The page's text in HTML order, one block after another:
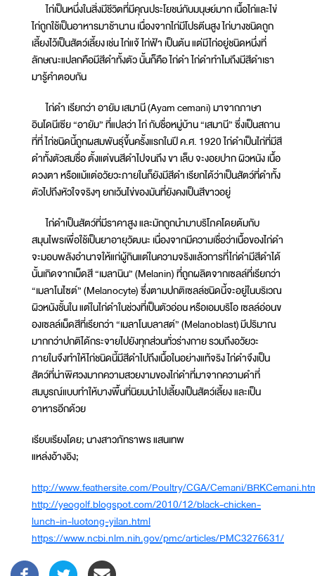
ไก่เป็นหนึ่งในสิ่งมีชีวิตที่มีคุณประโยชน์กับมนุษย์มาก เนื้อไก่และไข่
ไก่ถูกใช้เป็นอาหารมาช้านาน เนื่องจากไก่มีโปรตีนสูง ไก่บางชนิดถูก
เลี้ยงไว้เป็นสัตว์เลี้ยง เช่น ไก่แจ้ ไก่ฟ้า เป็นต้น แต่มีไก่อยู่ชนิดหนึ่งที่
ลักษณะแปลกคือมีสีดำทั้งตัว นั้นก็คือ ไก่ดำ ไก่ดำทำไมถึงมีสีดำเรา
มารู้คำตอบกัน
ไก่ดำ เรียกว่า อายัม เสมานี (Ayam cemani) มาจากภาษา
อินโดนีเซีย “อายัม” ที่แปลว่า ไก่ กับชื่อหมู่บ้าน “เสมานี” ซึ่งเป็นสถาน
ที่ที่ ไก่ชนิดนี้ถูกผสมพันธุ์ขึ้นครั้งแรกในปี ค.ศ. 1920 ไก่ดำเป็นไก่ที่มีสี
ดำทั้งตัวสมชื่อ ตั้งแต่ขนสีดำไปจนถึง ขา เล็บ จะงอยปาก ผิวหนัง เนื้อ
ดวงตา หรือแม้แต่อวัยวะภายในก็ยังมีสีดำ เรียกได้ว่าเป็นสัตว์ที่ดำทั้ง
ตัวไปถึงหัวใจจริงๆ ยกเว้นไข่ของมันที่ยังคงเป็นสีขาวอยู่
ไก่ดำเป็นสัตว์ที่มีราคาสูง และมักถูกนำมาบริโภคโดยต้มกับ
สมุนไพรเพื่อใช้เป็นยาอายุวัฒนะ เนื่องจากมีความเชื่อว่าเนื้อของไก่ดำ
จะมอบพลังอำนาจให้แก่ผู้กินแต่ในความจริงแล้วการที่ไก่ดำมีสีดำได้
นั้นเกิดจากเม็ดสี “เมลานิน” (Melanin) ที่ถูกผลิตจากเซลล์ที่เรียกว่า
“เมลาโนไซต์” (Melanocyte) ซึ่งตามปกติเซลล์ชนิดนี้จะอยู่ในบริเวณ
ผิวหนังชั้นใน แต่ในไก่ดำในช่วงที่เป็นตัวอ่อน หรือเอมบริโอ เซลล์อ่อนข
องเซลล์เม็ดสีที่เรียกว่า “เมลาโนบลาสต์” (Melanoblast) มีปริมาณ
มากกว่าปกติได้กระจายไปยังทุกส่วนทั่วร่างกาย รวมถึงอวัยวะ
ภายในจึงทำให้ไก่ชนิดนี้มีสีดำไปถึงเนื้อในอย่างแท้จริง ไก่ดำจึงเป็น
สัตว์ที่น่าพิศวงมากความสวยงามของไก่ดำที่มาจากความดำที่
สมบูรณ์แบบทำให้บางพื้นที่นิยมนำไปเลี้ยงเป็นสัตว์เลี้ยง และเป็น
อาหารอีกด้วย
เรียบเรียงโดย; นางสาวภัทราพร แสนเทพ
แหล่งอ้างอิง;
http://www.feathersite.com/Poultry/CGA/Cemani/
http://yeogolf.blogspot.com/2010/12/black-chicken-
lunch-in-luotong-yilan.html
https://www.ncbi.nlm.nih.gov/pmc/articles/PMC3276631/